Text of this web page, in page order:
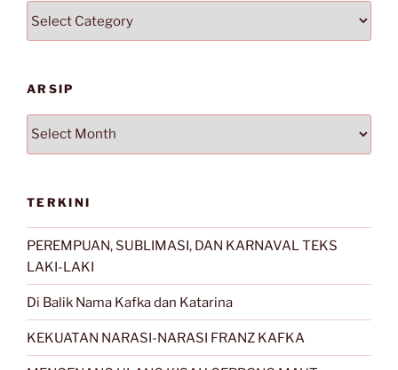
ARSIP
Arsip
TERKINI
PEREMPUAN, SUBLIMASI, DAN KARNAVAL TEKS
LAKI-LAKI
Di Balik Nama Kafka dan Katarina
KEKUATAN NARASI-NARASI FRANZ KAFKA